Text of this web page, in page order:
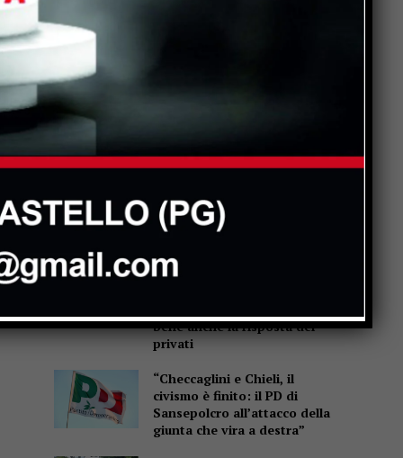
Popular
Monte Santa Maria Tiberina:
Rovereto di Marcignano, il
sindaco ringrazia i
San Giustino, pulizia
bene anche la risposta dei
privati
“Checcaglini e Chieli, il
civismo è finito: il PD di
Sansepolcro all’attacco della
giunta che vira a destra”